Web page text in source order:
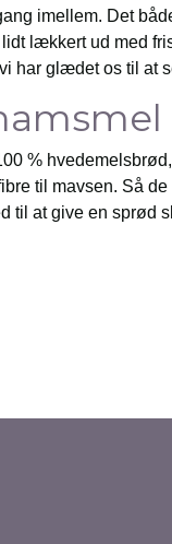
imellem. Det
lækkert ud med
har glædet os til at
%
til mavsen. Så
til at give en sprød